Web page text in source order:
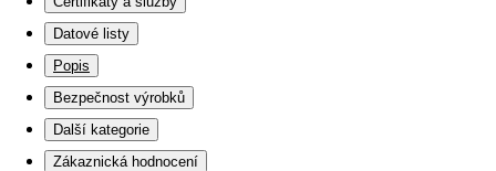
Datové listy
Popis
Bezpečnost výrobků
Další kategorie
Zákaznická hodnocení